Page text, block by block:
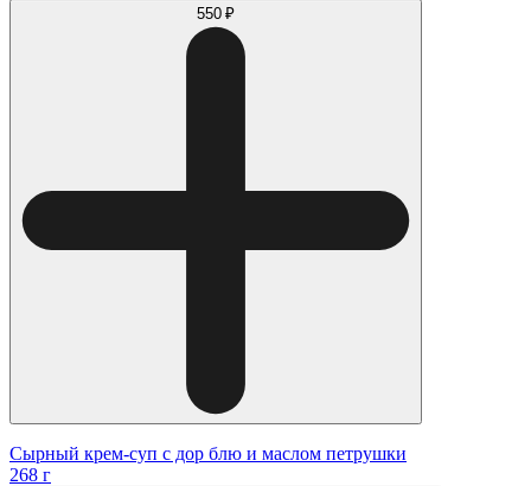
550 ₽
Сырный крем-суп с дор блю и маслом петрушки
268 г